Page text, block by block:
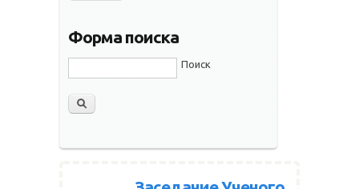
Форма поиска
Поиск